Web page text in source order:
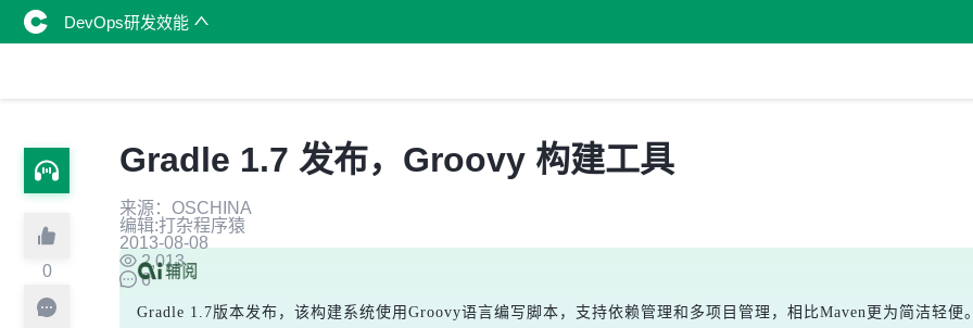
DevOps研发效能
0
Gradle 1.7 发布，Groovy 构建工具
来源：OSCHINA
编辑:打杂程序猿
2013-08-08
2,013
6
Gradle 1.7版本发布，该构建系统使用Groovy语言编写脚本，支持依赖管理和多项目管理，相比Maven更为简洁轻